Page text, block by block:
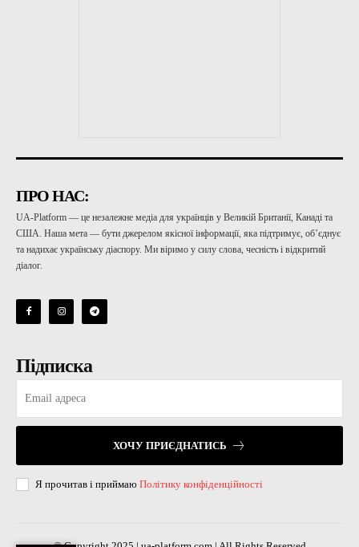
ПРО НАС:
UA-Platform — це незалежне медіа для українців у Великій Британії, Канаді та
США. Наша мета — бути джерелом якісної інформації, яка підтримує, об’єднує
та надихає українську діаспору. Ми віримо у силу слова, чесність і відкритий
діалог.
Підписка
ХОЧУ ПРИЄДНАТИСЬ
Я прочитав і приймаю Політику конфіденційності